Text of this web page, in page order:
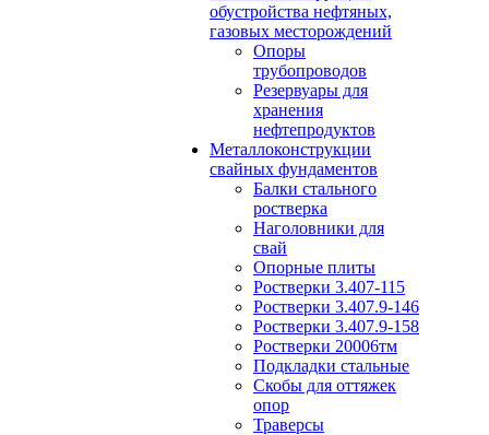
обустройства нефтяных,
газовых месторождений
Опоры
трубопроводов
Резервуары для
хранения
нефтепродуктов
Металлоконструкции
свайных фундаментов
Балки стального
ростверка
Наголовники для
свай
Опорные плиты
Ростверки 3.407-115
Ростверки 3.407.9-146
Ростверки 3.407.9-158
Ростверки 20006тм
Подкладки стальные
Скобы для оттяжек
опор
Траверсы